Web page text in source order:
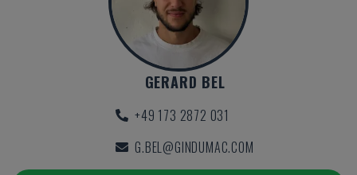
GERARD BEL
+49 173 2872 031
G.BEL@GINDUMAC.COM